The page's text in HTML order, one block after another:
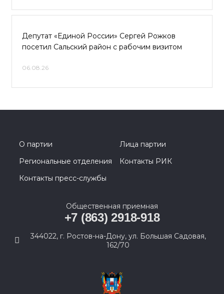
Депутат «Единой России» Сергей Рожков
посетил Сальский район с рабочим визитом
06.08.26
О партии
Лица партии
Региональные отделения
Контакты РИК
Контакты пресс-службы
Общественная приемная
+7 (863) 2918-918
344022, г. Ростов-на-Дону, ул. Большая Садовая,
162/70